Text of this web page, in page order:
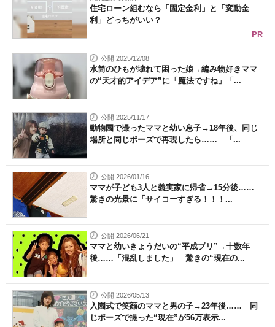
住宅ローン組むなら「固定金利」と「変動金
利」どっちがいい？
PR
公開 2025/12/08
水筒のひもが壊れて困った娘→編み物好きママ
の“天才的アイデア”に「魔法ですね」「...
公開 2025/11/17
動物園で撮ったママと幼い息子→18年後、同じ
場所と同じポーズで再現したら…… 「...
公開 2026/01/16
ママが子ども3人と義実家に帰省→15分後……
驚きの光景に「サイコーすぎる！！！...
公開 2026/06/21
ママと幼いきょうだいの“平成プリ”→十数年
後……「混乱しました」 驚きの“現在の...
公開 2026/05/13
入園式で笑顔のママと男の子→23年後…… 同
じポーズで撮った“現在”が56万表示...